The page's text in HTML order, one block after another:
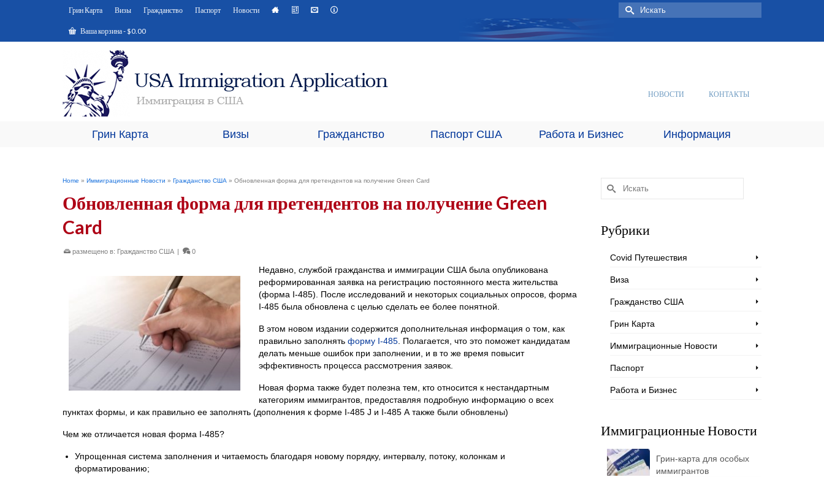
Грин Карта Визы Гражданство Паспорт Новости
Ваша корзина-$0.00
Искать:
НОВОСТИ КОНТАКТЫ
Грин Карта Визы Гражданство Паспорт США Работа и Бизнес Информация
Home » Иммиграционные Новости » Гражданство США » Обновленная форма для претендентов на получение Green Card
Обновленная форма для претендентов на получение Green
Card
размещено в: Гражданство США | 0
Недавно, службой гражданства и иммиграции США была опубликована
реформированная заявка на регистрацию постоянного места жительства
(форма I-485). После исследований и некоторых социальных опросов, форма
I-485 была обновлена с целью сделать ее более понятной.
В этом новом издании содержится дополнительная информация о том, как
правильно заполнять форму I-485 . Полагается, что это поможет кандидатам
делать меньше ошибок при заполнении, и в то же время повысит
эффективность процесса рассмотрения заявок.
Новая форма также будет полезна тем, кто относится к нестандартным
категориям иммигрантов, предоставляя подробную информацию о всех
пунктах формы, и как правильно ее заполнять (дополнения к форме I-485 J и I-485 А также были обновлены)
Чем же отличается новая форма I-485?
Упрощенная система заполнения и читаемость благодаря новому порядку, интервалу, потоку, колонкам и
форматированию;
Искать:
Рубрики
Covid Путешествия
Виза
Гражданство США
Грин Карта
Иммиграционные Новости
Паспорт
Работа и Бизнес
Иммиграционные Новости
Грин-карта для особых
иммигрантов